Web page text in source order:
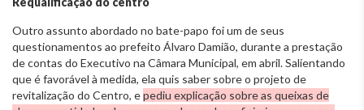
Outro assunto abordado no bate-papo foi um de seus
questionamentos ao prefeito Álvaro Damião, durante a prestação
de contas do Executivo na Câmara Municipal, em abril. Salientando
que é favorável à medida, ela quis saber sobre o projeto de
revitalização do Centro, epediu explicação sobre as queixas de